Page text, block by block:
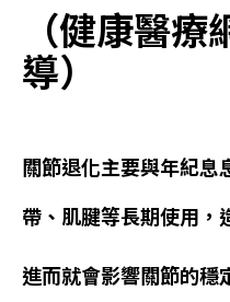
（健康醫
導）
關節退化主要與年紀息
帶、肌腱等長期使用，
進而就會影響關節的穩